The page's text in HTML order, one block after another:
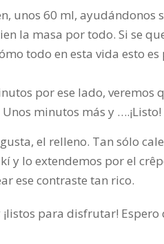
unos 60 ml,
la masa por todo. Si se
todo en esta vida esto
por ese lado, veremos
minutos más y ….¡Listo!
el relleno. Tan sólo
y lo extendemos por el
ese contraste tan rico.
para disfrutar!